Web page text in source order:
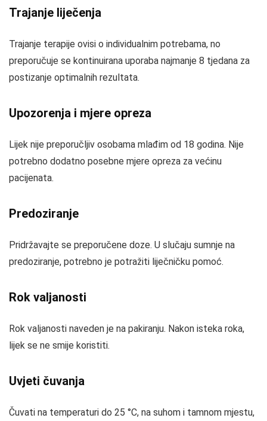
Trajanje liječenja
Trajanje terapije ovisi o individualnim potrebama, no
preporučuje se kontinuirana uporaba najmanje 8 tjedana za
postizanje optimalnih rezultata.
Upozorenja i mjere opreza
Lijek nije preporučljiv osobama mlađim od 18 godina. Nije
potrebno dodatno posebne mjere opreza za većinu
pacijenata.
Predoziranje
Pridržavajte se preporučene doze. U slučaju sumnje na
predoziranje, potrebno je potražiti liječničku pomoć.
Rok valjanosti
Rok valjanosti naveden je na pakiranju. Nakon isteka roka,
lijek se ne smije koristiti.
Uvjeti čuvanja
Čuvati na temperaturi do 25 °C, na suhom i tamnom mjestu,